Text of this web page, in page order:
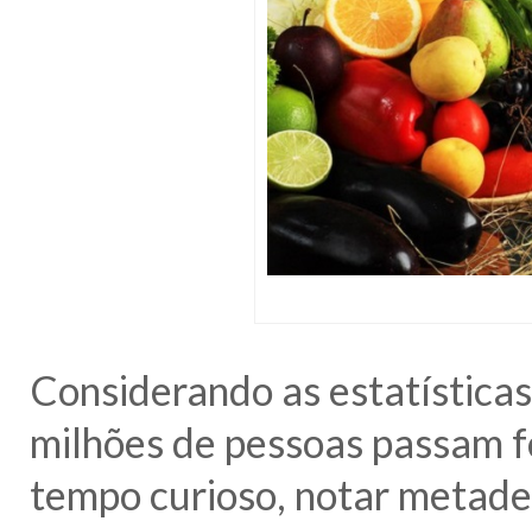
Considerando as
milhões de pessoas passam
tempo curioso, notar